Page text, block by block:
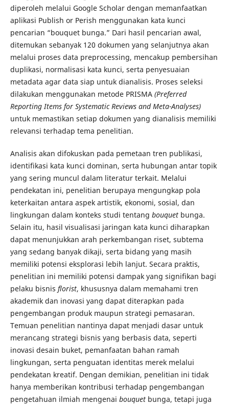
diperoleh melalui Google Scholar dengan memanfaatkan
aplikasi Publish or Perish menggunakan kata kunci
pencarian “bouquet bunga.” Dari hasil pencarian awal,
ditemukan sebanyak 120 dokumen yang selanjutnya akan
melalui proses data preprocessing, mencakup pembersihan
duplikasi, normalisasi kata kunci, serta penyesuaian
metadata agar data siap untuk dianalisis. Proses seleksi
dilakukan menggunakan metode PRISMA (Preferred
Reporting Items for Systematic Reviews and Meta-Analyses)
untuk memastikan setiap dokumen yang dianalisis memiliki
relevansi terhadap tema penelitian.
Analisis akan difokuskan pada pemetaan tren publikasi,
identifikasi kata kunci dominan, serta hubungan antar topik
yang sering muncul dalam literatur terkait. Melalui
pendekatan ini, penelitian berupaya mengungkap pola
keterkaitan antara aspek artistik, ekonomi, sosial, dan
lingkungan dalam konteks studi tentang bouquetbunga.
Selain itu, hasil visualisasi jaringan kata kunci diharapkan
dapat menunjukkan arah perkembangan riset, subtema
yang sedang banyak dikaji, serta bidang yang masih
memiliki potensi eksplorasi lebih lanjut. Secara praktis,
penelitian ini memiliki potensi dampak yang signifikan bagi
pelaku bisnis florist, khususnya dalam memahami tren
akademik dan inovasi yang dapat diterapkan pada
pengembangan produk maupun strategi pemasaran.
Temuan penelitian nantinya dapat menjadi dasar untuk
merancang strategi bisnis yang berbasis data, seperti
inovasi desain buket, pemanfaatan bahan ramah
lingkungan, serta penguatan identitas merek melalui
pendekatan kreatif. Dengan demikian, penelitian ini tidak
hanya memberikan kontribusi terhadap pengembangan
pengetahuan ilmiah mengenai bouquetbunga, tetapi juga